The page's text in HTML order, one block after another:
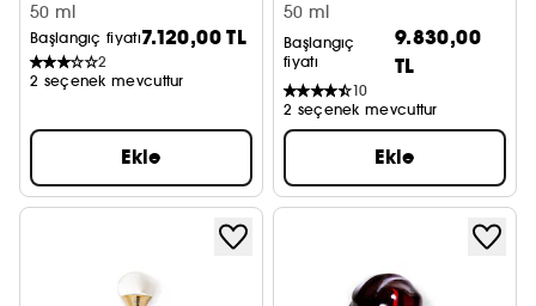
50 ml
Başlangıç fiyatı7.120,00 TL
2
2 seçenek mevcuttur
Ekle
50 ml
Başlangıç
fiyatı
9.830,00
TL
10
2 seçenek mevcuttur
Ekle